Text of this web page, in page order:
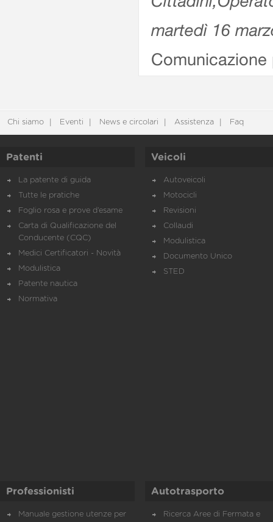
martedì 16
Chi siamo Eventi News e circolari Assistenza Faq
Patenti
La patente di guida
Tutte le pratiche
Foglio rosa e prove d’esame
Carta di Qualificazione del
Conducente (CQC)
Medici Certificatori - Novità
Modulistica
Patente nautica
Normativa
Veicoli
Autoveicoli
Motocicli
Revisioni
Collaudi
Modulistica
Documento Unico
STED
Professionisti
Manuale gestione utenze per
Autotrasporto
Ricerca Aree di Fermata e